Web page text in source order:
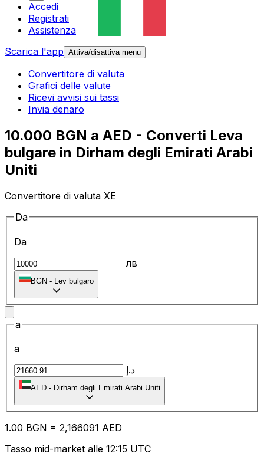
Accedi
Registrati
Assistenza
Scarica l'app Attiva/disattiva menu
Convertitore di valuta
Grafici delle valute
Ricevi avvisi sui tassi
Invia denaro
10.000 BGN a AED - Converti Leva
bulgare in Dirham degli Emirati Arabi
Uniti
Convertitore di valuta XE
Da
Da
лв
BGN - Lev bulgaro
a
a
د.إ
AED - Dirham degli Emirati Arabi Uniti
1.00 BGN = 2,166091 AED
Tasso mid-market alle 12:15 UTC